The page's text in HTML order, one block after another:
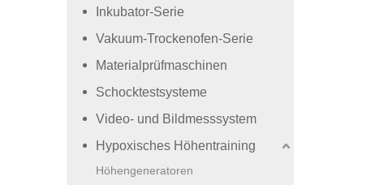
Inkubator-Serie
Vakuum-Trockenofen-Serie
Materialprüfmaschinen
Schocktestsysteme
Video- und Bildmesssystem
Hypoxisches Höhentraining
Höhengeneratoren